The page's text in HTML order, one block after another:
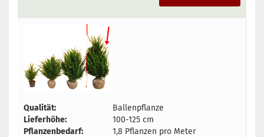
Qualität:
Ballenpflanze
Lieferhöhe:
100-125 cm
Pflanzenbedarf:
1,8 Pflanzen pro Meter